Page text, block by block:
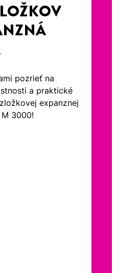
pozrieť na
a praktické
expanznej
3000!